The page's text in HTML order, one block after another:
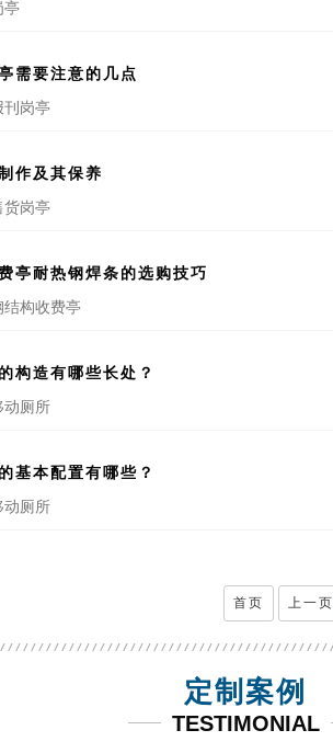
亭
需要注意的几点
刊岗亭
作及其保养
货岗亭
亭耐热钢焊条的选购技巧
结构收费亭
构造有哪些长处？
动厕所
基本配置有哪些？
动厕所
首页 上一页
定制案例
TESTIMONIAL